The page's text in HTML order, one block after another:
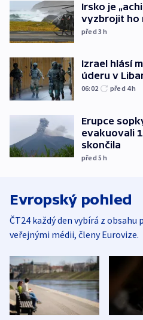
Irsko je
vyzbrojit ho
před 3h
Izrael hlásí
úderu v
06:02 před 4h
Erupce
evakuovali
skončila
před 5h
Evropský pohled
ČT24 každý den vybírá z
veřejnými médii, členy Eurovize.